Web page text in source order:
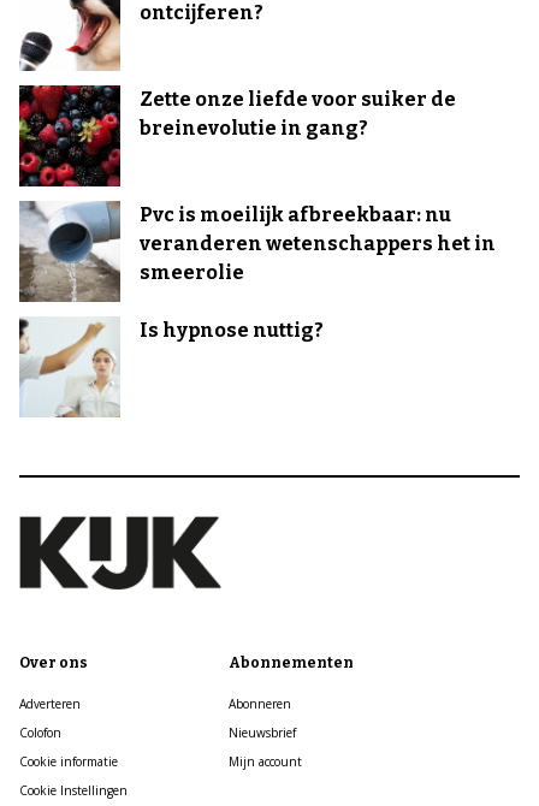
ontcijferen?
Zette onze liefde voor suiker de
breinevolutie in gang?
Pvc is moeilijk afbreekbaar: nu
veranderen wetenschappers het in
smeerolie
Is hypnose nuttig?
Over ons
Adverteren
Colofon
Cookie informatie
Cookie Instellingen
Abonnementen
Abonneren
Nieuwsbrief
Mijn account